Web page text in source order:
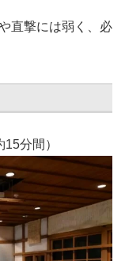
直撃には弱く、必
分間）